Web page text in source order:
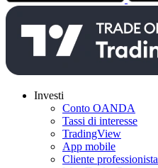
Investi
Conto OANDA
Tassi di interesse
TradingView
App mobile
Cliente professionista